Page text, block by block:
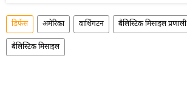
डिफेंस अमेरिका वाशिंगटन बैलिस्टिक मिसाइल प्रणाली
बैलिस्टिक मिसाइल